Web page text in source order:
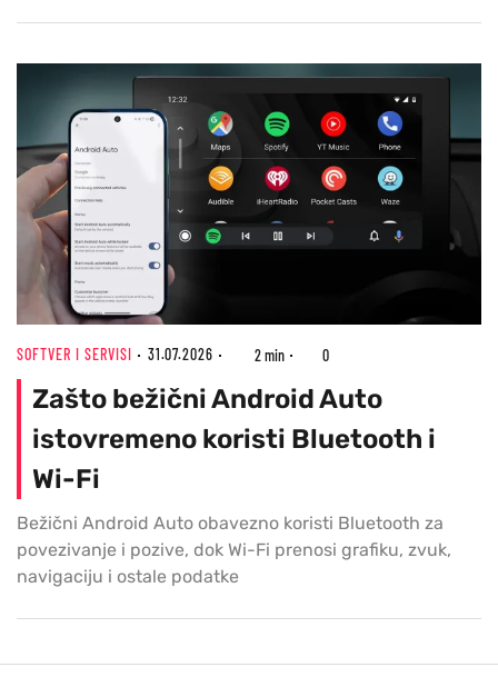
SOFTVER I SERVISI 31.07.2026 2 min 0
Zašto bežični Android Auto
istovremeno koristi Bluetooth i
Wi-Fi
Bežični Android Auto obavezno koristi Bluetooth za
povezivanje i pozive, dok Wi-Fi prenosi grafiku, zvuk,
navigaciju i ostale podatke